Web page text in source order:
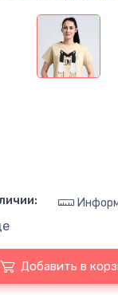
Добавить в